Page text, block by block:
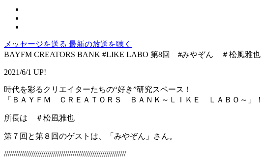
メッセージを送る 最新の放送を聴く
BAYFM CREATORS BANK #LIKE LABO 第8回 #みやぞん ＃松風雅也
2021/6/1 UP!
時代を彩るクリエイターたちの“好き”研究スペース！
「ＢＡＹＦＭ ＣＲＥＡＴＯＲＳ ＢＡＮＫ～ＬＩＫＥ ＬＡＢＯ～」！
所長は ＃松風雅也
第７回と第８回のゲストは、「みやぞん」さん。
//////////////////////////////////////////////////////////////